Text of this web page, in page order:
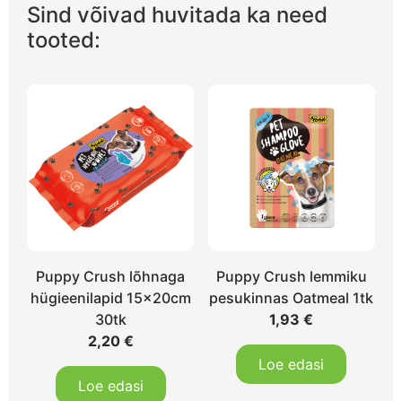
Sind võivad huvitada ka need
tooted:
Puppy Crush lõhnaga
hügieenilapid 15x20cm
30tk
2,20 €
Loe edasi
Puppy Crush lemmiku
pesukinnas Oatmeal 1tk
1,93€
Loe edasi